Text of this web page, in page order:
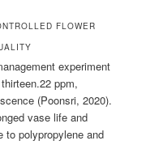
FLOWER
experiment
ppm,
(Poonsri, 2020).
vase life and
to polypropylene and